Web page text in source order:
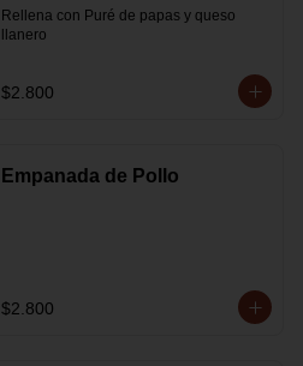
Rellena con Puré de papas y queso
llanero
$2.800
Empanada de Pollo
$2.800